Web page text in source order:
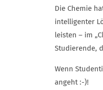
Die Chemie
intelligenter
leisten – im
Studierende,
Wenn
angeht :-)!